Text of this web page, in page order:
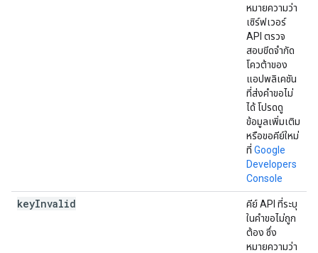
หมายความว่า
เซิร์ฟเวอร์
API ตรวจ
สอบขีดจำกัด
โควต้าของ
แอปพลิเคชัน
ที่ส่งคำขอไม่
ได้ โปรดดู
ข้อมูลเพิ่มเติม
หรือขอคีย์ใหม่
ที่ Google
Developers
Console
keyInvalid
คีย์ API ที่ระบุ
ในคำขอไม่ถูก
ต้อง ซึ่ง
หมายความว่า